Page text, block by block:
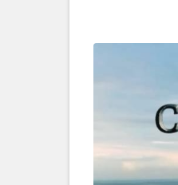
КВЕСТ